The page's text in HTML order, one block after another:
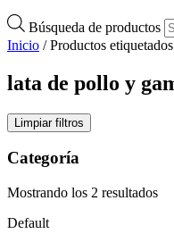
Búsqueda de productos
Inicio / Productos
lata de pollo y
Limpiar filtros
Categoría
Mostrando los 2 resultados
Default